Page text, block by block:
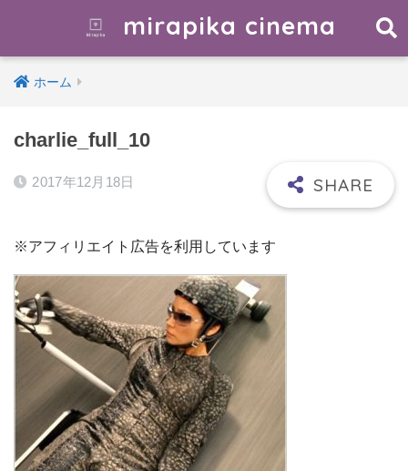
mirapika cinema
ホーム
charlie_full_10
2017年12月18日
※アフィリエイト広告を利用しています